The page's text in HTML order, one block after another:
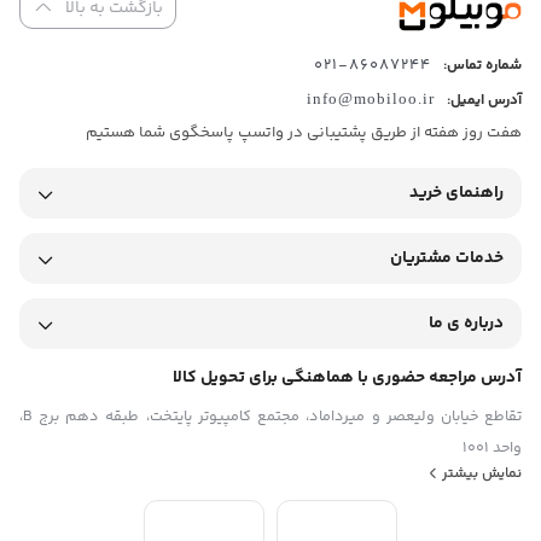
فناوری صفحه‌ نمایش
Super AMOLED
۱۲۰ هرتز
روشنایی صفحه نمایش
اندازه
۶.۷ اینچ
۸۶.۵%
رزولوشن صفحه نمایش
تراکم پیکسلی
سایر قابلیت‌ها
پشتیبانی از حالت صفحه نمایش همیشه روشن (Always on display)
پردازنده
بازگشت به بالا
شماره تماس: 86087244-021
آدرس ایمیل: info@mobiloo.ir
هفت روز هفته از طریق پشتیبانی در واتسپ پاسخگوی شما هستیم
راهنمای خرید
خدمات مشتریان
درباره ی ما
آدرس مراجعه حضوری با هماهنگی برای تحویل کالا
تقاطع خیابان ولیعصر و میرداماد، مجتمع کامپیوتر پایتخت، طبقه دهم برج B،
واحد 1001
نمایش بیشتر